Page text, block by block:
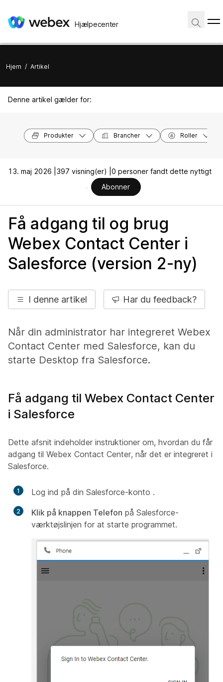
Hjælpecenter
Hjem / Artikel
Denne artikel gælder for:
Produkter Brancher Roller
13. maj 2026 | 397 visning(er) | 0 personer fandt dette nyttigt
Abonner
Få adgang til og brug
Webex Contact Center i
Salesforce (version 2-ny)
I denne artikel Har du feedback?
Når din administrator har integreret Webex
Contact Center med Salesforce, kan du
starte Desktop fra Salesforce.
Få adgang til Webex Contact Center
i Salesforce
Dette afsnit indeholder instruktioner om, hvordan du får
adgang til Webex Contact Center, når det er integreret i
Salesforce.
1 Log ind på din Salesforce-konto .
2 Klik på knappen Telefon på Salesforce-
værktøjslinjen for at starte programmet.